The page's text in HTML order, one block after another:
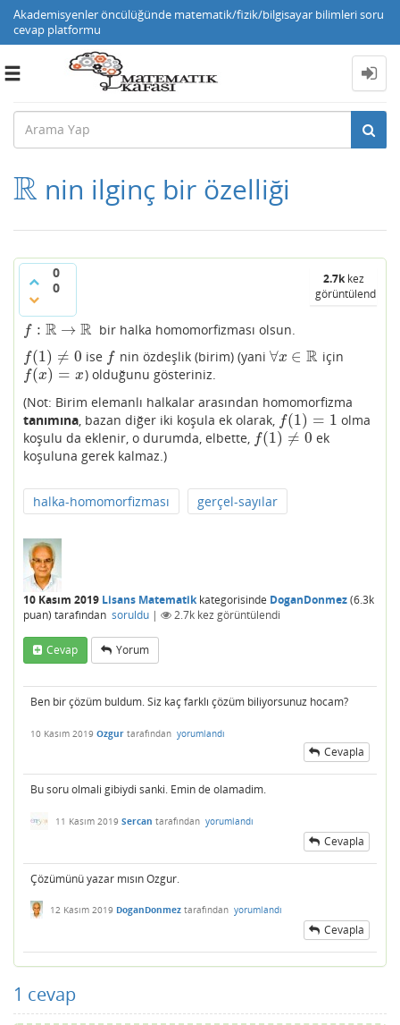
Akademisyenler öncülüğünde matematik/fizik/bilgisayar bilimleri soru
cevap platformu
Toggle
R
R nin ilginç bir özelliği
0
0
2.7kkez
görüntülendi
f : R → R
f:R→R bir halka homomorfizması olsun.
f(1) ≠ 0
f(1)≠0 ise f
f nin özdeşlik (birim) (yani ∀x ∈ R
∀x∈R için
f(x) = x
f(x)=x
) olduğunu gösteriniz.
(Not: Birim elemanlı halkalar arasından homomorfizma
tanımına , bazan diğer iki koşula ek olarak, f(1) = 1
f(1)=1
olma
koşulu da eklenir, o durumda, elbette, f(1) ≠ 0
f(1)≠0
ek
koşuluna gerek kalmaz.)
halka-homomorfizması gerçel-sayılar
10 Kasım 2019 Lisans Matematikkategorisinde DoganDonmez(6.3k
puan) tarafından soruldu | 2.7k kez görüntülendi
Cevap Yorum
Ben bir çözüm buldum. Siz kaç farklı çözüm biliyorsunuz hocam?
10 Kasım 2019 Ozgur tarafından yorumlandı
Cevapla
Bu soru olmali gibiydi sanki. Emin de olamadim.
11 Kasım 2019 Sercan tarafından yorumlandı
Cevapla
Çözümünü yazar mısın Ozgur.
12 Kasım 2019 DoganDonmez tarafından yorumlandı
Cevapla
1 cevap